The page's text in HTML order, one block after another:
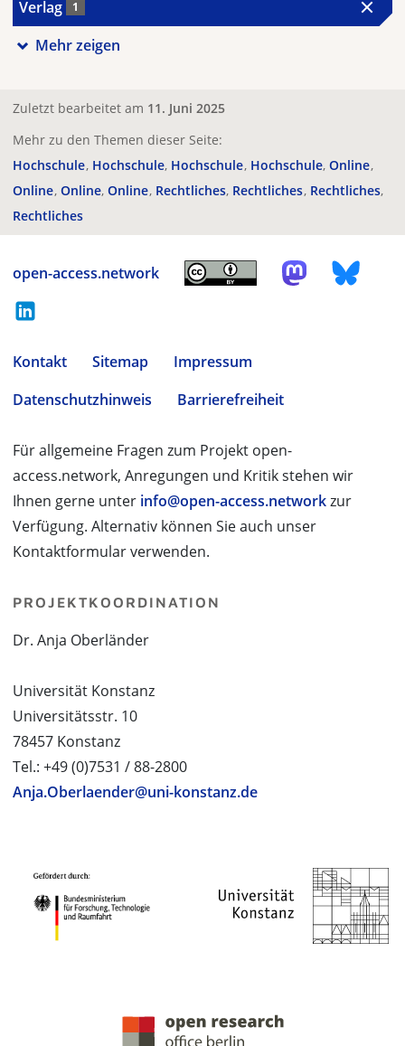
Verlag 1
Mehr zeigen
Zuletzt bearbeitet am 11. Juni 2025
Mehr zu den Themen dieser Seite:
Hochschule Hochschule Hochschule Hochschule Online
Online Online Online Rechtliches Rechtliches Rechtliches
Rechtliches
open-access.network
Kontakt Sitemap
Impressum
Datenschutzhinweis
Barrierefreiheit
Für allgemeine Fragen zum Projekt open-
access.network, Anregungen und Kritik stehen wir
Ihnen gerne unter info@open-access.networkzur
Verfügung. Alternativ können Sie auch unser
Kontaktformular verwenden.
PROJEKTKOORDINATION
Dr. Anja Oberländer
Universität Konstanz
Universitätsstr. 10
78457 Konstanz
Tel.: +49 (0)7531 / 88-2800
Anja.Oberlaender@uni-konstanz.de